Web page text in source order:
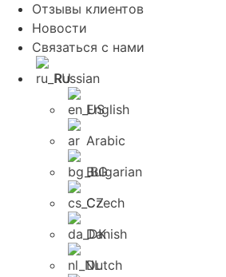
Отзывы клиентов
Новости
Связаться с нами
Russian
English
Arabic
Bulgarian
Czech
Danish
Dutch